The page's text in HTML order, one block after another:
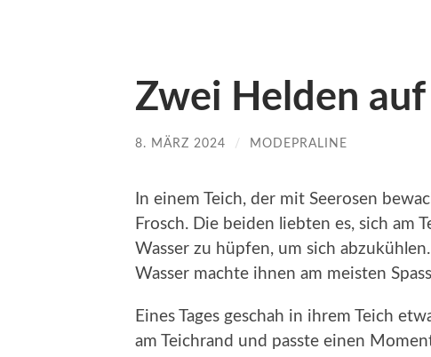
Zwei Helden
8. MÄRZ 2024 / MODEPRALINE
In einem Teich, der mit Seerosen
Frosch. Die beiden liebten es, sich am
Wasser zu hüpfen, um sich
Wasser machte ihnen am meisten
Eines Tages geschah in ihrem Teich
am Teichrand und passte einen